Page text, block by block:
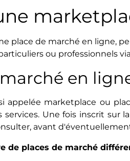
place de marché en ligne,
ou professionnels
en
appelée marketplace ou
services. Une fois inscrit sur
avant
de places de marché